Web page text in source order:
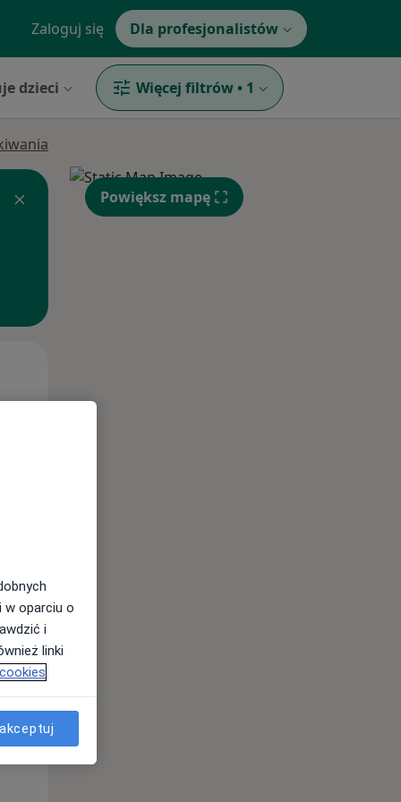
Zaloguj się Dla profesjonalistów
dzieci Więcej filtrów • 1
Wt,
11 Sie
Powiększ mapę
w oparciu o
i
linki